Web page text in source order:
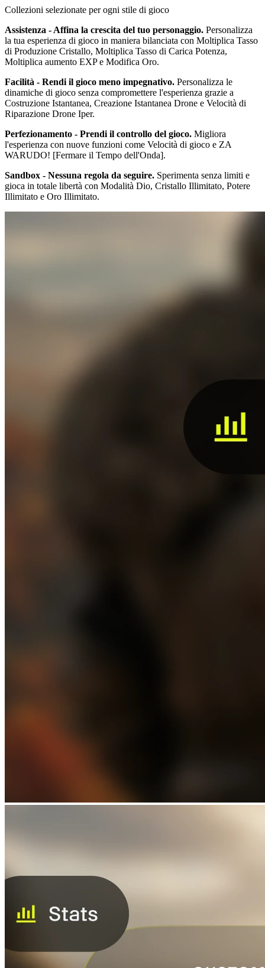
Collezioni selezionate per ogni stile di gioco
Assistenza - Affina la crescita del tuo personaggio. Personalizza
la tua esperienza di gioco in maniera bilanciata con Moltiplica Tasso
di Produzione Cristallo, Moltiplica Tasso di Carica Potenza,
Moltiplica aumento EXP e Modifica Oro.
Facilità - Rendi il gioco meno impegnativo. Personalizza le
dinamiche di gioco senza compromettere l'esperienza grazie a
Costruzione Istantanea, Creazione Istantanea Drone e Velocità di
Riparazione Drone Iper.
Perfezionamento - Prendi il controllo del gioco. Migliora
l'esperienza con nuove funzioni come Velocità di gioco e ZA
WARUDO! [Fermare il Tempo dell'Onda].
Sandbox - Nessuna regola da seguire. Sperimenta senza limiti e
gioca in totale libertà con Modalità Dio, Cristallo Illimitato, Potere
Illimitato e Oro Illimitato.